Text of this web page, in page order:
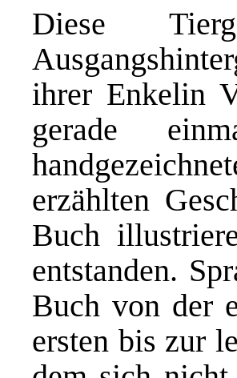
Diese
ihrer Enkelin
gerade
erzählten
Buch
entstanden.
Buch von der
ersten bis zur